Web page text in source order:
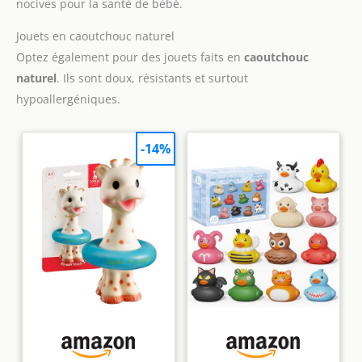
nocives pour la santé de bébé.
Jouets en caoutchouc naturel
Optez également pour des jouets faits en caoutchouc
naturel. Ils sont doux, résistants et surtout
hypoallergéniques.
-14%